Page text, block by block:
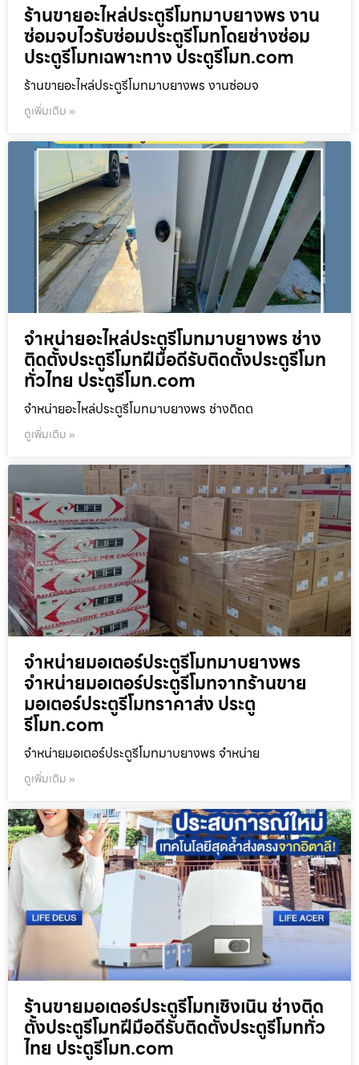
ร้านขายอะไหล่ประตูรีโมทมาบยางพร งาน
ซ่อมจบไวรับซ่อมประตูรีโมทโดยช่างซ่อม
ประตูรีโมทเฉพาะทาง ประตูรีโมท.com
ร้านขายอะไหล่ประตูรีโมทมาบยางพร งานซ่อมจ
ดูเพิ่มเติม »
จำหน่ายอะไหล่ประตูรีโมทมาบยางพร ช่าง
ติดตั้งประตูรีโมทฝีมือดีรับติดตั้งประตูรีโมท
ทั่วไทย ประตูรีโมท.com
จำหน่ายอะไหล่ประตูรีโมทมาบยางพร ช่างติดต
ดูเพิ่มเติม »
จำหน่ายมอเตอร์ประตูรีโมทมาบยางพร
จำหน่ายมอเตอร์ประตูรีโมทจากร้านขาย
มอเตอร์ประตูรีโมทราคาส่ง ประตู
รีโมท.com
จำหน่ายมอเตอร์ประตูรีโมทมาบยางพร จำหน่าย
ดูเพิ่มเติม »
ร้านขายมอเตอร์ประตูรีโมทเชิงเนิน ช่างติด
ตั้งประตูรีโมทฝีมือดีรับติดตั้งประตูรีโมททั่ว
ไทย ประตูรีโมท.com